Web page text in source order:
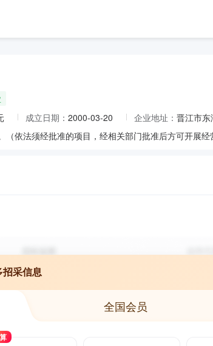
成立日期： 2000-03-20 企业地址： 晋江市
依法须经批准的项目，经相关部门批准后方可开展经
招采信息
全国会员